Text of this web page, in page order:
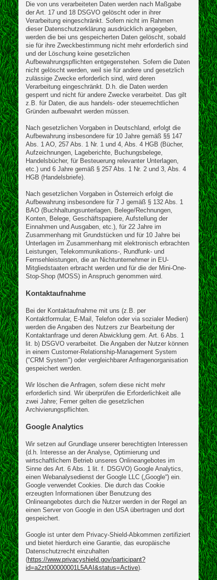
Die von uns verarbeiteten Daten werden nach Maßgabe
der Art. 17 und 18 DSGVO gelöscht oder in ihrer
Verarbeitung eingeschränkt. Sofern nicht im Rahmen
dieser Datenschutzerklärung ausdrücklich angegeben,
werden die bei uns gespeicherten Daten gelöscht, sobald
sie für ihre Zweckbestimmung nicht mehr erforderlich sind
und der Löschung keine gesetzlichen
Aufbewahrungspflichten entgegenstehen. Sofern die Daten
nicht gelöscht werden, weil sie für andere und gesetzlich
zulässige Zwecke erforderlich sind, wird deren
Verarbeitung eingeschränkt. D.h. die Daten werden
gesperrt und nicht für andere Zwecke verarbeitet. Das gilt
z.B. für Daten, die aus handels- oder steuerrechtlichen
Gründen aufbewahrt werden müssen.
Nach gesetzlichen Vorgaben in Deutschland, erfolgt die
Aufbewahrung insbesondere für 10 Jahre gemäß §§ 147
Abs. 1 AO, 257 Abs. 1 Nr. 1 und 4, Abs. 4 HGB (Bücher,
Aufzeichnungen, Lageberichte, Buchungsbelege,
Handelsbücher, für Besteuerung relevanter Unterlagen,
etc.) und 6 Jahre gemäß § 257 Abs. 1 Nr. 2 und 3, Abs. 4
HGB (Handelsbriefe).
Nach gesetzlichen Vorgaben in Österreich erfolgt die
Aufbewahrung insbesondere für 7 J gemäß § 132 Abs. 1
BAO (Buchhaltungsunterlagen, Belege/Rechnungen,
Konten, Belege, Geschäftspapiere, Aufstellung der
Einnahmen und Ausgaben, etc.), für 22 Jahre im
Zusammenhang mit Grundstücken und für 10 Jahre bei
Unterlagen im Zusammenhang mit elektronisch erbrachten
Leistungen, Telekommunikations-, Rundfunk- und
Fernsehleistungen, die an Nichtunternehmer in EU-
Mitgliedstaaten erbracht werden und für die der Mini-One-
Stop-Shop (MOSS) in Anspruch genommen wird.
Kontaktaufnahme
Bei der Kontaktaufnahme mit uns (z.B. per
Kontaktformular, E-Mail, Telefon oder via sozialer Medien)
werden die Angaben des Nutzers zur Bearbeitung der
Kontaktanfrage und deren Abwicklung gem. Art. 6 Abs. 1
lit. b) DSGVO verarbeitet. Die Angaben der Nutzer können
in einem Customer-Relationship-Management System
("CRM System") oder vergleichbarer Anfragenorganisation
gespeichert werden.
Wir löschen die Anfragen, sofern diese nicht mehr
erforderlich sind. Wir überprüfen die Erforderlichkeit alle
zwei Jahre; Ferner gelten die gesetzlichen
Archivierungspflichten.
Google Analytics
Wir setzen auf Grundlage unserer berechtigten Interessen
(d.h. Interesse an der Analyse, Optimierung und
wirtschaftlichem Betrieb unseres Onlineangebotes im
Sinne des Art. 6 Abs. 1 lit. f. DSGVO) Google Analytics,
einen Webanalysedienst der Google LLC („Google“) ein.
Google verwendet Cookies. Die durch das Cookie
erzeugten Informationen über Benutzung des
Onlineangebotes durch die Nutzer werden in der Regel an
einen Server von Google in den USA übertragen und dort
gespeichert.
Google ist unter dem Privacy-Shield-Abkommen zertifiziert
und bietet hierdurch eine Garantie, das europäische
Datenschutzrecht einzuhalten
(https://www.privacyshield.gov/participant?
id=a2zt000000001L5AAI&status=Active).